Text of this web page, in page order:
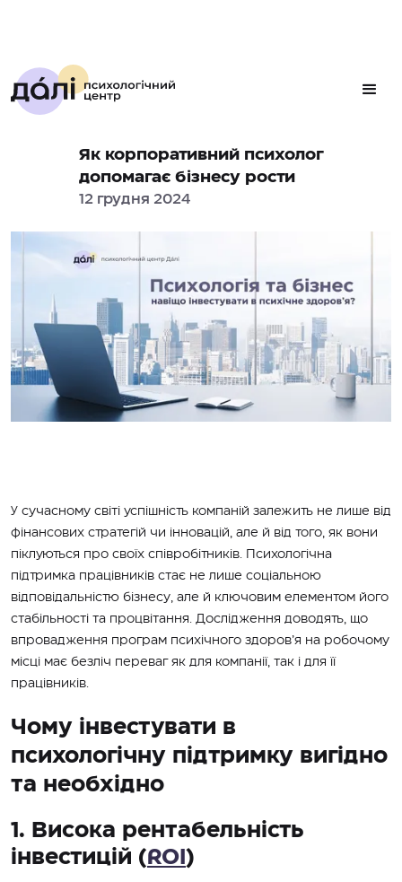
Як корпоративний психолог
допомагає бізнесу рости
12 грудня 2024
У сучасному світі успішність компаній залежить не лише від
фінансових стратегій чи інновацій, але й від того, як вони
піклуються про своїх співробітників. Психологічна
підтримка працівників стає не лише соціальною
відповідальністю бізнесу, але й ключовим елементом його
стабільності та процвітання. Дослідження доводять, що
впровадження програм психічного здоров’я на робочому
місці має безліч переваг як для компанії, так і для її
працівників.
Чому інвестувати в
психологічну підтримку вигідно
та необхідно
1. Висока рентабельність
інвестицій (ROI )